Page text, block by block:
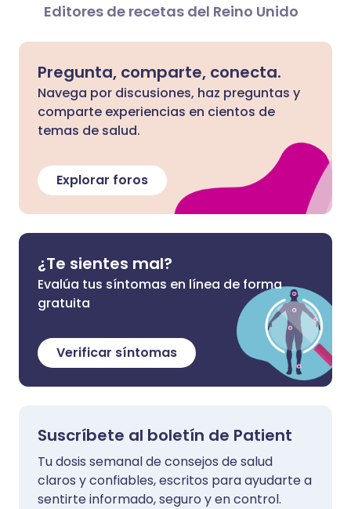
Editores de recetas del Reino Unido
Pregunta, comparte, conecta.
Navega por discusiones, haz preguntas y
comparte experiencias en cientos de
temas de salud.
Explorar foros
¿Te sientes mal?
Evalúa tus síntomas en línea de forma
gratuita
Verificar síntomas
Suscríbete al boletín de Patient
Tu dosis semanal de consejos de salud
claros y confiables, escritos para ayudarte a
sentirte informado, seguro y en control.